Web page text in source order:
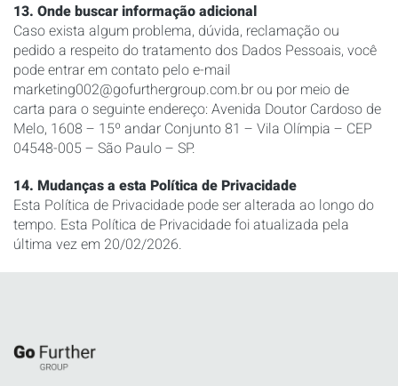
13. Onde buscar informação adicional
Caso exista algum problema, dúvida, reclamação ou
pedido a respeito do tratamento dos Dados Pessoais, você
pode entrar em contato pelo e-mail
marketing002@gofurthergroup.com.br ou por meio de
carta para o seguinte endereço: Avenida Doutor Cardoso de
Melo, 1608 – 15º andar Conjunto 81 – Vila Olímpia – CEP
04548-005 – São Paulo – SP.
14. Mudanças a esta Política de Privacidade
Esta Política de Privacidade pode ser alterada ao longo do
tempo. Esta Política de Privacidade foi atualizada pela
última vez em 20/02/2026.